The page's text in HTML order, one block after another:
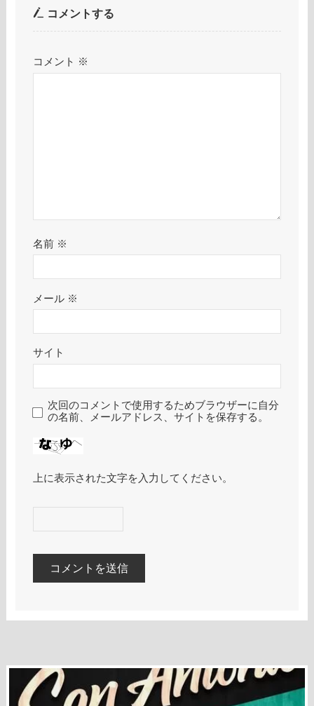
コメントする
コメント ※
名前 ※
メール ※
サイト
次回のコメントで使用するためブラウザーに自分
の名前、メールアドレス、サイトを保存する。
上に表示された文字を入力してください。